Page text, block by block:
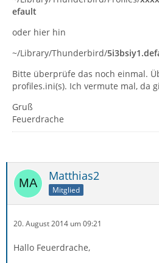
efault
oder hier hin
~/Library/Thunderbird/
Bitte überprüfe das noch einmal.
profiles.ini(s). Ich vermute mal, da
Gruß
Feuerdrache
Matthias2
Mitglied
20. August 2014 um 09:21
Hallo Feuerdrache,